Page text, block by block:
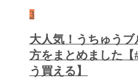
3
大人気！うちゅう
方をまとめました【
う買える】